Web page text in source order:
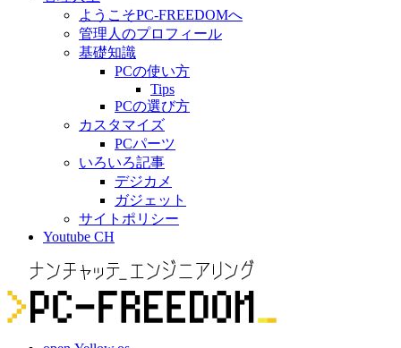
ようこそPC-FREEDOMへ
管理人のプロフィール
基礎知識
PCの使い方
Tips
PCの選び方
カスタマイズ
PCパーツ
いろいろ記事
デジカメ
ガジェット
サイトポリシー
Youtube CH